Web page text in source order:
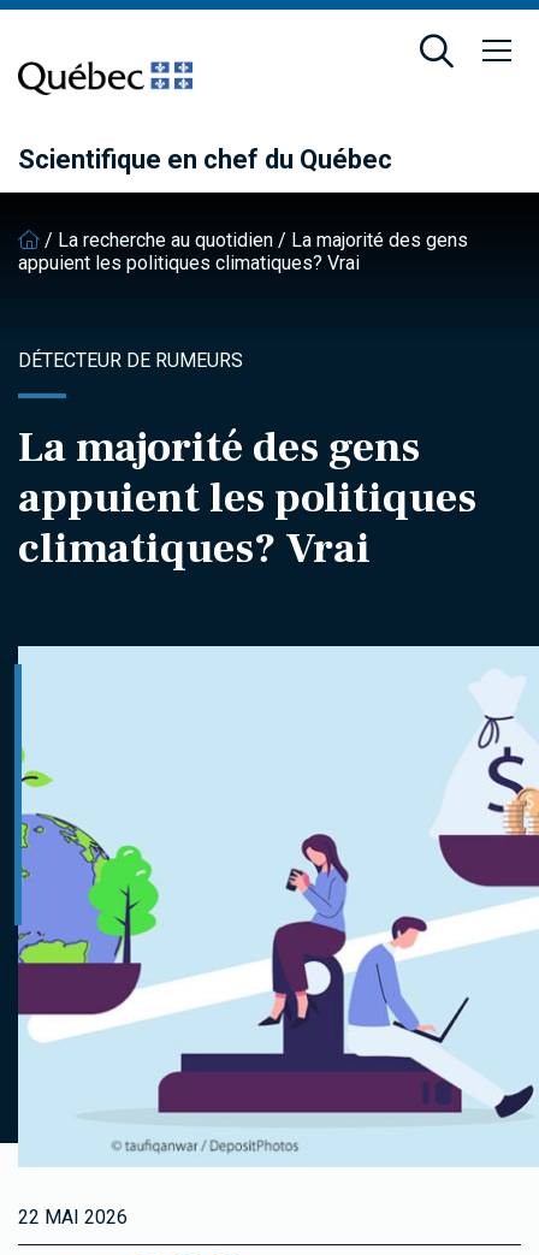
contenu
principal
pied
de
Scientifique en chef du Québec
/ La recherche au quotidien / La majorité des gens
appuient les politiques climatiques? Vrai
DÉTECTEUR DE RUMEURS
La majorité des gens
appuient les politiques
climatiques? Vrai
22 MAI 2026